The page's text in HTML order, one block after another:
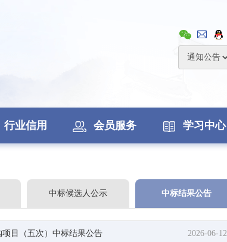
行业信用 会员服务 学习中心
中标候选人公示 中标结果公告
目（五次）中标结果公告 2026-06-12